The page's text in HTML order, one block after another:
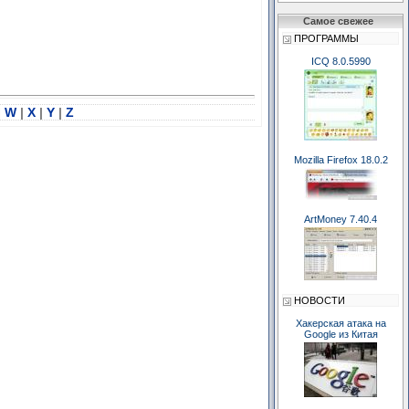
W | X | Y | Z
Самое свежее
ПРОГРАММЫ
ICQ 8.0.5990
Mozilla Firefox 18.0.2
ArtMoney 7.40.4
НОВОСТИ
Хакерская атака на
Google из Китая